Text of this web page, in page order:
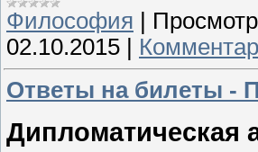
Философия
02.10.2015
Ответы на билеты -
Дипломатическая